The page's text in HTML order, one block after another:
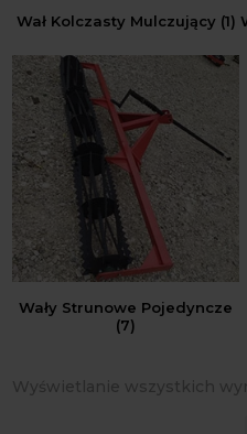
Wał Kolczasty Mulczujący (1)
Wały Strunowe Pojedyncze
(7)
Wyświetlanie wszystkich